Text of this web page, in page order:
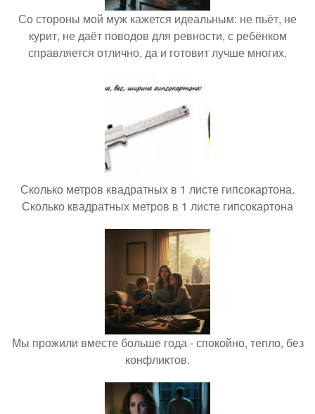
Со стороны мой муж кажется идеальным: не пьёт, не
курит, не даёт поводов для ревности, с ребёнком
справляется отлично, да и готовит лучше многих.
Сколько метров квадратных в 1 листе гипсокартона.
Сколько квадратных метров в 1 листе гипсокартона
Мы прожили вместе больше года - спокойно, тепло, без
конфликтов.